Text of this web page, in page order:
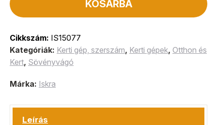
KOSÁRBA
Cikkszám: IS15077
Kategóriák: Kerti gép, szerszám, Kerti gépek, Otthon és
Kert, Sövényvágó
Márka: Iskra
Leírás